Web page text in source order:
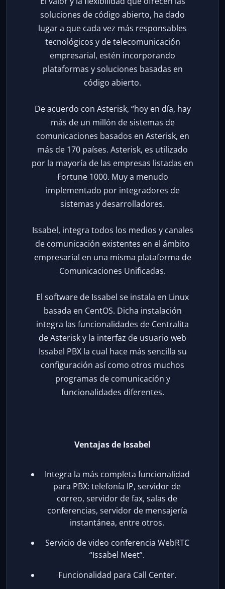
soluciones de código abierto, ha dado
lugar a que cada vez más responsables
tecnológicos y de telecomunicación
empresarial, estén incorporando
plataformas y soluciones basadas en
código abierto.
De acuerdo con Asterisk, “hoy en día, hay
más de un millón de sistemas de
comunicaciones basados en Asterisk, en
más de 170 países. Asterisk, es utilizado
por la mayoría de las empresas listadas en
Fortune 1000. Muy a menudo
implementado por integradores de
sistemas y desarrolladores.
Issabel, integra todos los medios y canales
de comunicación existentes en el ámbito
empresarial en una misma plataforma de
Comunicaciones Unificadas.
El software de Issabel se instala en Linux
basada en CentOS. Dicha instalación
integra las funcionalidades de Centralita
de Asterisk y la interfaz de usuario web
Issabel PBX la cual hace más sencilla su
configuración así como otros muchos
programas de comunicación y
funcionalidades diferentes.
Ventajas de Issabel
Integra la más completa funcionalidad
para PBX: telefonía IP, servidor de
correo, servidor de fax, salas de
conferencias, servidor de mensajería
instantánea, entre otros.
Servicio de video conferencia WebRTC
“Issabel Meet”.
Funcionalidad para Call Center.